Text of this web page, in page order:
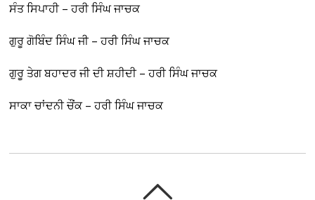
ਸੰਤ ਸਿਪਾਹੀ – ਹਰੀ ਸਿੰਘ ਜਾਚਕ
ਗੁਰੂ ਗੋਬਿੰਦ ਸਿੰਘ ਜੀ – ਹਰੀ ਸਿੰਘ ਜਾਚਕ
ਗੁਰੂ ਤੇਗ ਬਹਾਦਰ ਜੀ ਦੀ ਸ਼ਹੀਦੀ – ਹਰੀ ਸਿੰਘ ਜਾਚਕ
ਸਾਕਾ ਚਾਂਦਨੀ ਚੌਂਕ – ਹਰੀ ਸਿੰਘ ਜਾਚਕ